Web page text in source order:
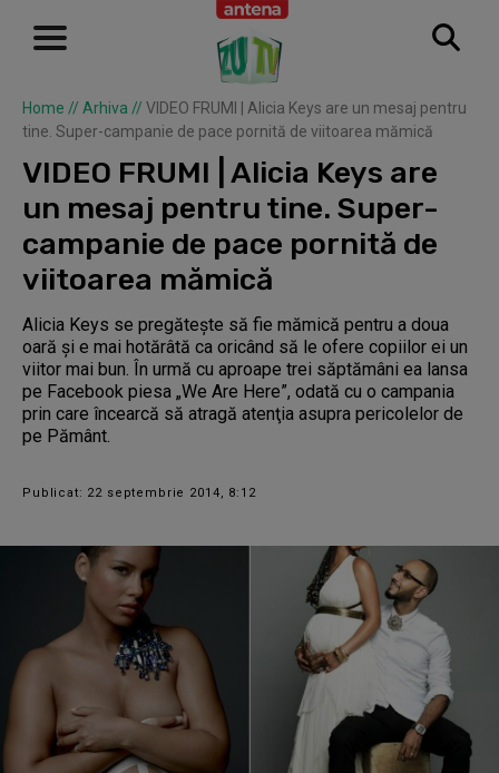
Home // Arhiva // VIDEO FRUMI | Alicia Keys are un mesaj pentru
tine. Super-campanie de pace pornită de viitoarea mămică
VIDEO FRUMI | Alicia Keys are
un mesaj pentru tine. Super-
campanie de pace pornită de
viitoarea mămică
Alicia Keys se pregăteşte să fie mămică pentru a doua
oară şi e mai hotărâtă ca oricând să le ofere copiilor ei un
viitor mai bun. În urmă cu aproape trei săptămâni ea lansa
pe Facebook piesa „We Are Here”, odată cu o campania
prin care încearcă să atragă atenţia asupra pericolelor de
pe Pământ.
Publicat: 22 septembrie 2014, 8:12